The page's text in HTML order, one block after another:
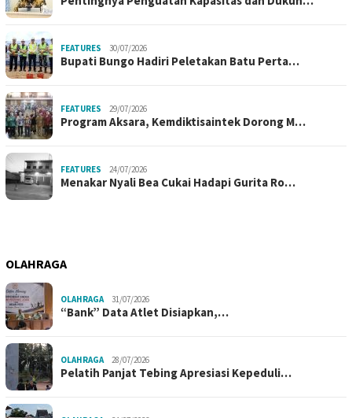
FEATURES 30/07/2026
Bupati Bungo Hadiri Peletakan Batu Perta…
FEATURES 29/07/2026
Program Aksara, Kemdiktisaintek Dorong M…
FEATURES 24/07/2026
Menakar Nyali Bea Cukai Hadapi Gurita Ro…
OLAHRAGA
OLAHRAGA 31/07/2026
“Bank” Data Atlet Disiapkan,…
OLAHRAGA 28/07/2026
Pelatih Panjat Tebing Apresiasi Kepeduli…